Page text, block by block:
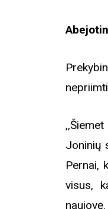
Joninių
Pernai,
visus,